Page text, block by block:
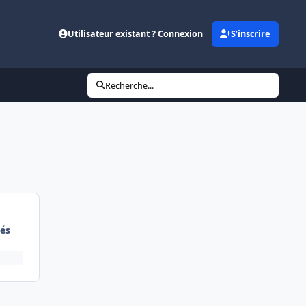
Utilisateur existant ? Connexion S’inscrire
Recherche...